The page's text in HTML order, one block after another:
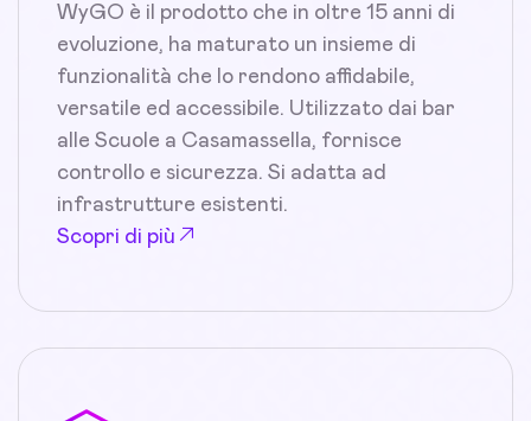
WyGO è il prodotto che in oltre 15 anni di
evoluzione, ha maturato un insieme di
funzionalità che lo rendono affidabile,
versatile ed accessibile. Utilizzato dai bar
alle Scuole a Casamassella, fornisce
controllo e sicurezza. Si adatta ad
infrastrutture esistenti.
Scopri di più